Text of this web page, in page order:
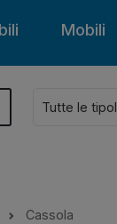
Mobili
Cassola